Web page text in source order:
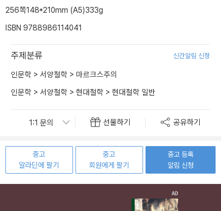
256쪽148*210mm (A5)333g
ISBN 9788986114041
주제분류 신간알림 신청
인문학 > 서양철학 > 마르크스주의
인문학 > 서양철학 > 현대철학 > 현대철학 일반
선물하기 공유하기
중고
알라딘에 팔기
중고
회원에게 팔기
중고 등록
알림 신청